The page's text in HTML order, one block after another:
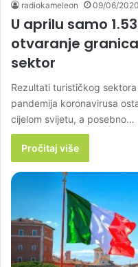
radiokameleon 09/06/2020
U aprilu samo
otvaranje
sektor
Rezultati turističkog
pandemija koronavirusa
cijelom svijetu, a posebno…
Pročitaj više